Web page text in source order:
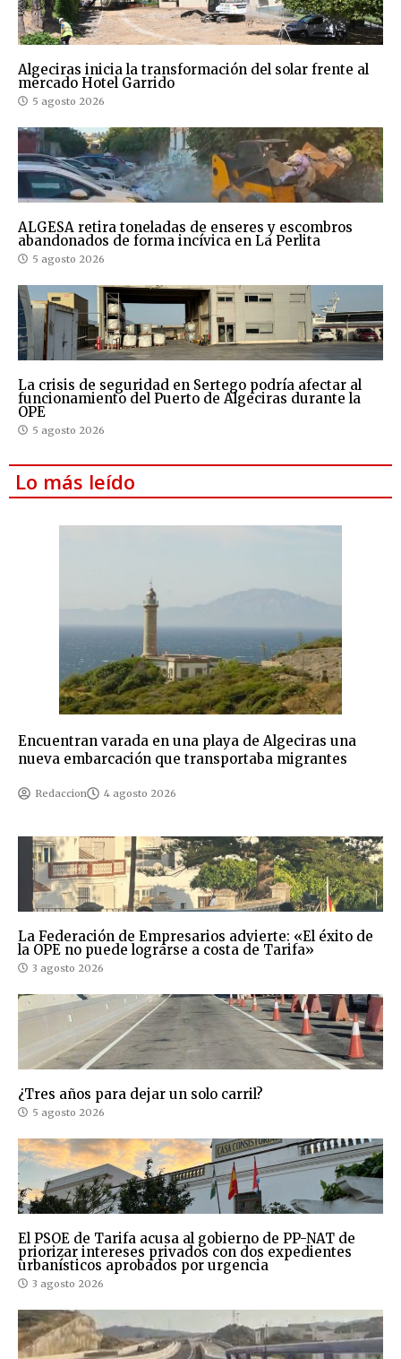
Algeciras inicia la transformación del solar frente al
mercado Hotel Garrido
5 agosto 2026
ALGESA retira toneladas de enseres y escombros
abandonados de forma incívica en La Perlita
5 agosto 2026
La crisis de seguridad en Sertego podría afectar al
funcionamiento del Puerto de Algeciras durante la
OPE
5 agosto 2026
Lo más leído
Encuentran varada en una playa de Algeciras una
nueva embarcación que transportaba migrantes
Redaccion 4 agosto 2026
La Federación de Empresarios advierte: «El éxito de
la OPE no puede lograrse a costa de Tarifa»
3 agosto 2026
¿Tres años para dejar un solo carril?
5 agosto 2026
El PSOE de Tarifa acusa al gobierno de PP-NAT de
priorizar intereses privados con dos expedientes
urbanísticos aprobados por urgencia
3 agosto 2026